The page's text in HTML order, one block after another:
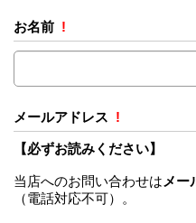
お名前 !
メールアドレス !
【必ずお読みください】
当店へのお問い合わせは メー
（電話対応不可）。